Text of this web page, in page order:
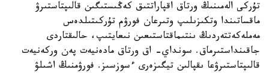
تۇركى الەمىنىڭ ورتاق اقپاراتتىق كەڭىستىگىن قالىپتاستىرۋ
ماقساتىندا وتكىزىلىپ وتىرعان فورۋم تۇركىتىلدەس
مەملەكەتتەردىڭ ىنتىماقتاستىعىن نىعايتىپ، حالىقتاردى
جاقىنداستىرماق. سونداي- اق ورتاق مادەنيەت پەن وركەنيەت
قالىپتاستىرۋعا ىقپالىن تيگىزەرى ءسوزسىز. فورۋمنىڭ اشىلۋ